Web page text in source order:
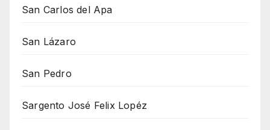
San Carlos del Apa
San Lázaro
San Pedro
Sargento José Felix Lopéz